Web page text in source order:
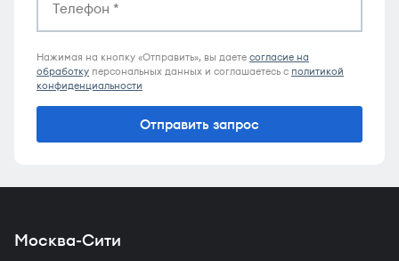
Нажимая на кнопку «Отправить», вы даете согласие на
обработку персональных данных и соглашаетесь c политикой
конфиденциальности
Отправить запрос
Москва-Сити